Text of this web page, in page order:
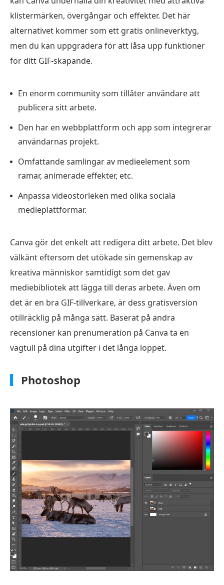
klistermärken, övergångar och effekter. Det här
alternativet kommer som ett gratis onlineverktyg,
men du kan uppgradera för att låsa upp funktioner
för ditt GIF-skapande.
En enorm community som tillåter användare att
publicera sitt arbete.
Den har en webbplattform och app som integrerar
användarnas projekt.
Omfattande samlingar av medieelement som
ramar, animerade effekter, etc.
Anpassa videostorleken med olika sociala
medieplattformar.
Canva gör det enkelt att redigera ditt arbete. Det blev
välkänt eftersom det utökade sin gemenskap av
kreativa människor samtidigt som det gav
mediebibliotek att lägga till deras arbete. Även om
det är en bra GIF-tillverkare, är dess gratisversion
otillräcklig på många sätt. Baserat på andra
recensioner kan prenumeration på Canva ta en
vägtull på dina utgifter i det långa loppet.
Photoshop